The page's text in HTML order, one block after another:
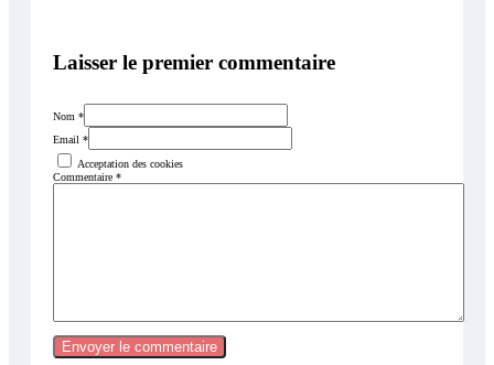
Laisser le premier commentaire
Nom *
Email *
Acceptation des cookies
Commentaire *